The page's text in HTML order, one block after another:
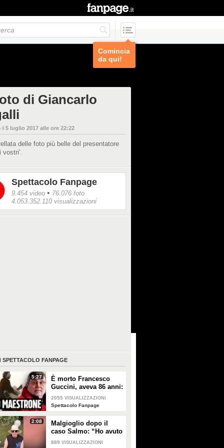
Comincia
da qui!
di Giancarlo
il 5 luglio 2017 alle ore 22:22
delle foto più belle del presentatore
vostri'.
Spettacolo Fanpage
9.454 video • 76.076 foto
4.053.352.110 visualizzazioni
SPETTACOLO FANPAGE
5:27
È morto Francesco
Guccini, aveva 86 anni:
è stato uno dei
cantautori più
2055 VISUALIZZAZIONI
Spettacolo Fanpage
2:08
Malgioglio dopo il
caso Salmo: “Ho avuto
un melanoma. Mettete
889 VISUALIZZAZIONI